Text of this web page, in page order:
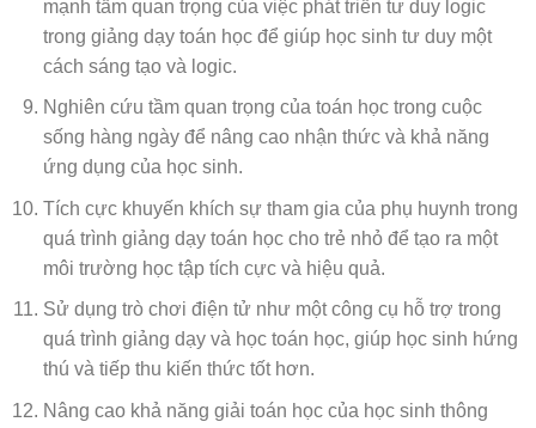
mạnh tầm quan trọng của việc phát triển tư duy logic
trong giảng dạy toán học để giúp học sinh tư duy một
cách sáng tạo và logic.
Nghiên cứu tầm quan trọng của toán học trong cuộc
sống hàng ngày để nâng cao nhận thức và khả năng
ứng dụng của học sinh.
Tích cực khuyến khích sự tham gia của phụ huynh trong
quá trình giảng dạy toán học cho trẻ nhỏ để tạo ra một
môi trường học tập tích cực và hiệu quả.
Sử dụng trò chơi điện tử như một công cụ hỗ trợ trong
quá trình giảng dạy và học toán học, giúp học sinh hứng
thú và tiếp thu kiến thức tốt hơn.
Nâng cao khả năng giải toán học của học sinh thông